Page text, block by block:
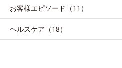
お客様エピソード（11）
ヘルスケア（18）